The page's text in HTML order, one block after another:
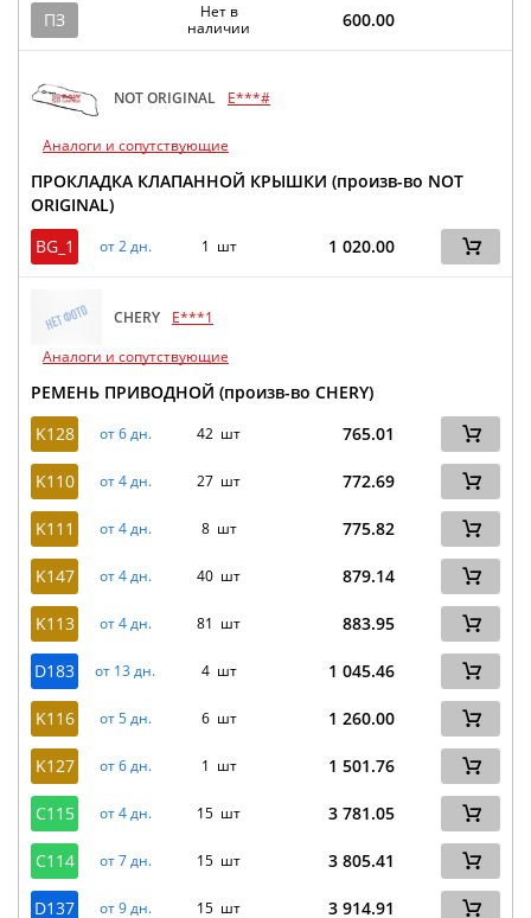
ПЗ
Нет в
наличии
600.00
NOT ORIGINAL E***#
Аналоги и сопутствующие
ПРОКЛАДКА КЛАПАННОЙ КРЫШКИ (произв-во NOT
ORIGINAL)
BG_1
от 2 дн. 1 шт 1 020.00
CHERY
E***1
Аналоги и сопутствующие
РЕМЕНЬ ПРИВОДНОЙ (произв-во CHERY)
K128
от 6 дн. 42 шт 765.01
K110 от 4 дн. 27 шт 772.69
K111 от 4 дн. 8 шт 775.82
K147 от 4 дн. 40 шт 879.14
K113 от 4 дн. 81 шт 883.95
D183 от 13 дн. 4 шт 1 045.46
K116 от 5 дн. 6 шт 1 260.00
K127 от 6 дн. 1 шт 1 501.76
C115 от 4 дн. 15 шт 3 781.05
C114 от 7 дн. 15 шт 3 805.41
D137 от 9 дн. 15 шт 3 914.91